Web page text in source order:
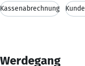
Kassenabrechnung
Werdegang